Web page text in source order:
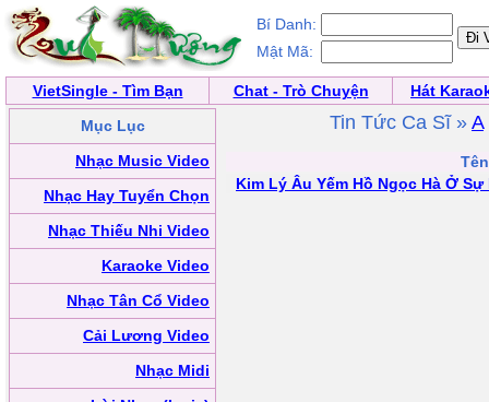
Bí Danh:
Mật Mã:
VietSingle - Tìm Bạn Chat - Trò Chuyện
Hát
Mục Lục
Nhạc Music Video
Nhạc Hay Tuyển Chọn
Nhạc Thiếu Nhi Video
Karaoke Video
Nhạc Tân Cổ Video
Cải Lương Video
Nhạc Midi
Tin Tức Ca Sĩ » A
Kim Lý Âu Yếm Hồ Ngọc Hà Ở Sự